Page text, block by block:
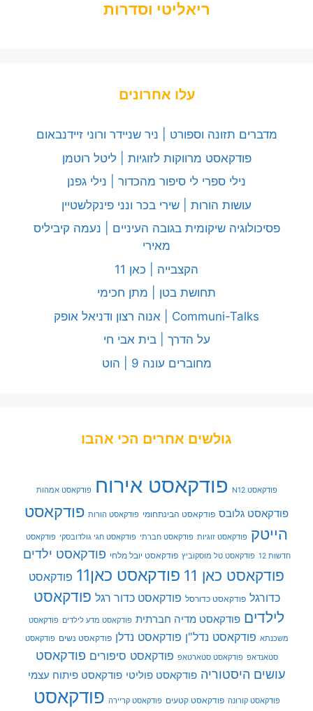
ריאליטי וסדרות
עלו אחרונים
מדברים תזונה וספורט | ניר שניידר ורוני זיידנבאום
פודקאסט מרווקות לזוגיות | ליטל רוטמן
נילי ספרי לי סיפור מהכדור | נילי גפנן
עושות הורות | שירי בכר ונני פינקלשטיין
פסיכולוגיה שיקומית בגובה העיניים | נעמה קיביליס
מאירי
הקצבייה | כאן 11
תחושת בטן | מתן חכימי
Communi-Talks | אנוה רצון ודניאל אופק
על הדרך | בית אבי חי
מחוברים עונה 9 | הוט
גולשים אחרים הכי אהבו
פודקאסט N12 פודקאסט אירוח פודקאסט אמהות
פודקאסט גלובס פודקאסט הבינתחומי פודקאסט הורות פודקאסט
הייטק פודקאסט זוגיות פודקאסט חברתי פודקאסט חגי גולדובסקי פודקאסט
חדשות 12 פודקאסט טל מוסקוביץ פודקאסט יובל מלחי פודקאסט ילדים
פודקאסט כאן 11 פודקאסט כאן11
פודקאסט
כדורגל פודקאסט כדורסל פודקאסט כדור רגל פודקאסט
לילדים פודקאסט מדיה חברתית פודקאסט מדע לילדים פודקאסט
משכנתא פודקאסט נדל"ן פודקאסט נדלן פודקאסט נשים פודקאסט
סטאנדאפ פודקאסט סטארטאפ פודקאסט סיפורים פודקאסט
עושים היסטוריה פודקאסט פוליטי פודקאסט פיתוח עצמי
פודקאסט קורונה פודקאסט קטעים פודקאסט קריירה פודקאסט